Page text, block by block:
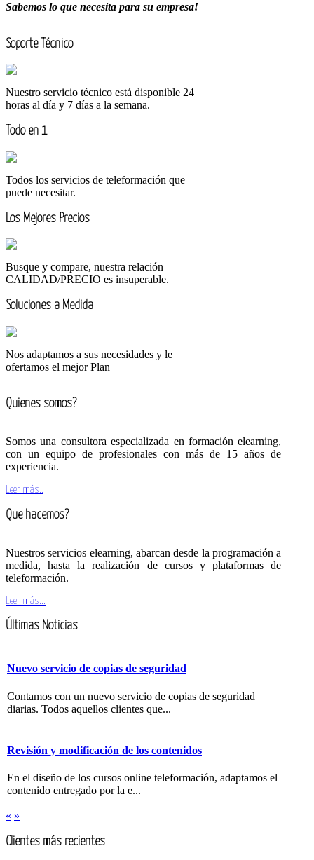
Sabemos lo que necesita para su empresa!
Soporte Técnico
Nuestro servicio técnico está disponible 24
horas al día y 7 días a la semana.
Todo en 1
Todos los servicios de teleformación que
puede necesitar.
Los Mejores Precios
Busque y compare, nuestra relación
CALIDAD/PRECIO es insuperable.
Soluciones a Medida
Nos adaptamos a sus necesidades y le
ofertamos el mejor Plan
Quienes somos?
Somos una consultora especializada en formación elearning,
con un equipo de profesionales con más de 15 años de
experiencia.
Leer más..
Que hacemos?
Nuestros servicios elearning, abarcan desde la programación a
medida, hasta la realización de cursos y plataformas de
teleformación.
Leer más...
Últimas Noticias
Nuevo servicio de copias de seguridad
Contamos con un nuevo servicio de copias de seguridad
diarias. Todos aquellos clientes que...
Revisión y modificación de los contenidos
En el diseño de los cursos online teleformación, adaptamos el
contenido entregado por la e...
« »
Clientes más recientes